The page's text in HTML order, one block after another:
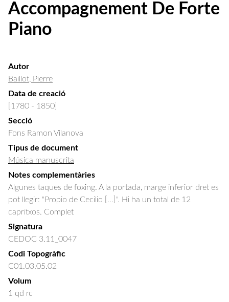
Accompagnement De Forte
Piano
Autor
Baillot, Pierre
Data de creació
[1780 - 1850]
Secció
Fons Ramon Vilanova
Tipus de document
Música manuscrita
Notes complementàries
Algunes taques de foxing. A la portada, marge inferior dret es
pot llegir: "Propio de Cecilio [...]". Hi ha un total de 12
capritxos. Complet
Signatura
CEDOC 3.11_0047
Codi Topogràfic
C01.03.05.02
Volum
1 qd rc